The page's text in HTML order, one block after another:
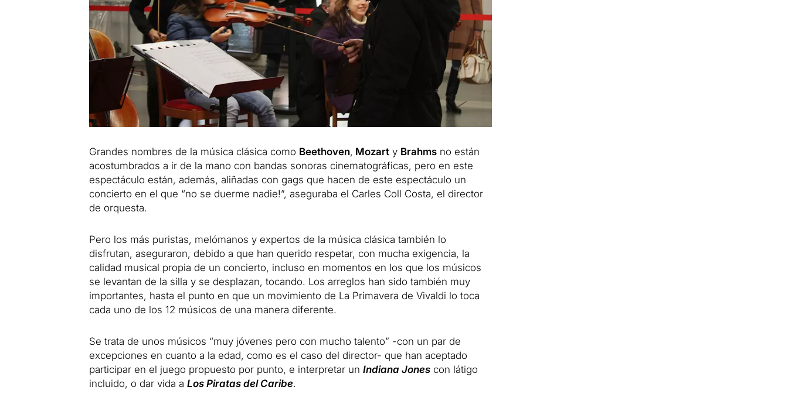
Grandes nombres de la música clásica como Beethoven, Mozarty Brahmsno están
acostumbrados a ir de la mano con bandas sonoras cinematográficas, pero en este
espectáculo están, además, aliñadas con gags que hacen de este espectáculo un
concierto en el que “no se duerme nadie!”, aseguraba el Carles Coll Costa, el director
de orquesta.
Pero los más puristas, melómanos y expertos de la música clásica también lo
disfrutan, aseguraron, debido a que han querido respetar, con mucha exigencia, la
calidad musical propia de un concierto, incluso en momentos en los que los músicos
se levantan de la silla y se desplazan, tocando. Los arreglos han sido también muy
importantes, hasta el punto en que un movimiento de La Primavera de Vivaldi lo toca
cada uno de los 12 músicos de una manera diferente.
Se trata de unos músicos “muy jóvenes pero con mucho talento” -con un par de
excepciones en cuanto a la edad, como es el caso del director- que han aceptado
participar en el juego propuesto por punto, e interpretar un Indiana Jonescon látigo
incluido, o dar vida a Los Piratas del Caribe.